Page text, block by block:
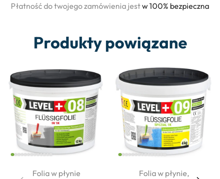
Płatność do twojego zamówienia jestw 100% bezpieczna
Produkty powiązane
Folia w płynie Folia w płynie,